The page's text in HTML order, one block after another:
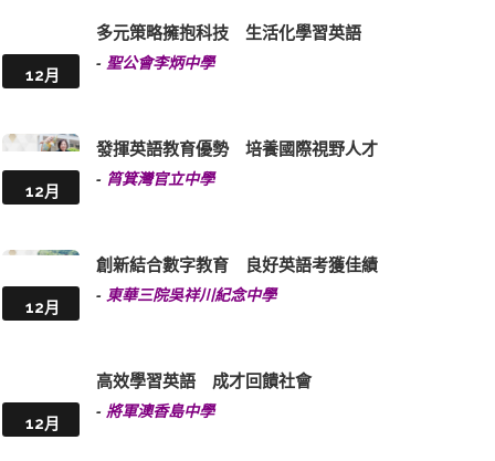
12月
多元策略擁抱科技 生活化學習英語
- 聖公會李炳中學
12月
發揮英語教育優勢 培養國際視野人才
- 筲箕灣官立中學
12月
創新結合數字教育 良好英語考獲佳績
- 東華三院吳祥川紀念中學
12月
高效學習英語 成才回饋社會
- 將軍澳香島中學